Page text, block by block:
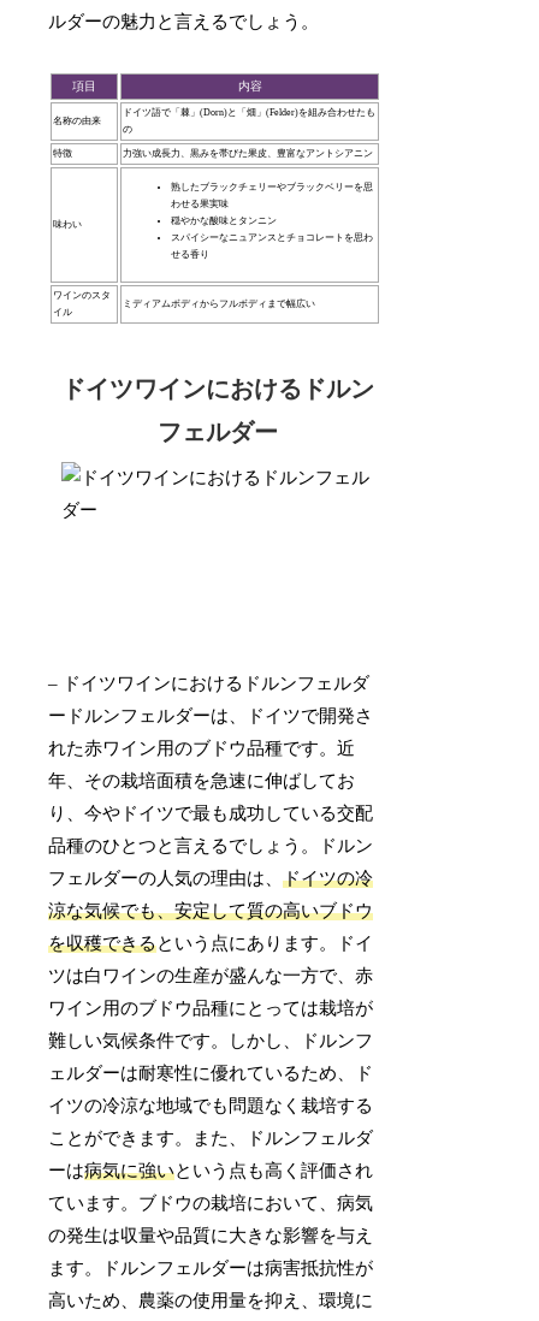
ルダーの魅力と言えるでしょう。
項目 内容
名称の由来
ドイツ語で「棘」(Dorn)と「畑」(Felder)を組み合わせたも
の
特徴 力強い成長力、黒みを帯びた果皮、豊富なアントシアニン
味わい
熟したブラックチェリーやブラックベリーを思
わせる果実味
穏やかな酸味とタンニン
スパイシーなニュアンスとチョコレートを思わ
せる香り
ワインのスタ
イル
ミディアムボディからフルボディまで幅広い
ドイツワインにおけるドルン
フェルダー
– ドイツワインにおけるドルンフェルダ
ードルンフェルダーは、ドイツで開発さ
れた赤ワイン用のブドウ品種です。近
年、その栽培面積を急速に伸ばしてお
り、今やドイツで最も成功している交配
品種のひとつと言えるでしょう。ドルン
フェルダーの人気の理由は、ドイツの冷
涼な気候でも、安定して質の高いブドウ
を収穫できるという点にあります。ドイ
ツは白ワインの生産が盛んな一方で、赤
ワイン用のブドウ品種にとっては栽培が
難しい気候条件です。しかし、ドルンフ
ェルダーは耐寒性に優れているため、ド
イツの冷涼な地域でも問題なく栽培する
ことができます。また、ドルンフェルダ
ーは病気に強いという点も高く評価され
ています。ブドウの栽培において、病気
の発生は収量や品質に大きな影響を与え
ます。ドルンフェルダーは病害抵抗性が
高いため、農薬の使用量を抑え、環境に